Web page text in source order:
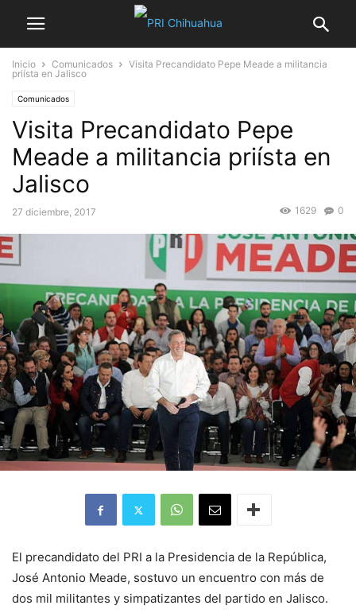
Inicio Comunicados
Visita Precandidato Pepe Meade a militancia
priísta en Jalisco
Comunicados
Visita Precandidato Pepe
Meade a militancia priísta en
Jalisco
27 diciembre, 2017 0
1629
El precandidato del PRI a la Presidencia de la República,
José Antonio Meade, sostuvo un encuentro con más de
dos mil militantes y simpatizantes del partido en Jalisco.